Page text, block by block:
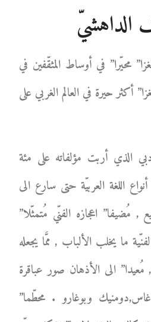
الداهشيّ
محيّرا” في أوساط المثقّفين في
أكثر حيرة في العالم الغربي على
الذي أربت مؤلفاته على مئة
اللغة العربيّة حتى سارع الى
, مُضيفا” اعجازه الفنّي مُتمثّلا”
ما يخلب الألباب , ممَّا يجعله
مُعيدا” الى الأذهان صور عباقرة
وبوغارو . محطّما”